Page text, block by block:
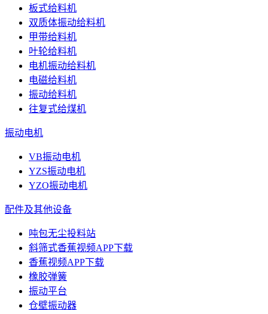
板式给料机
双质体振动给料机
甲带给料机
叶轮给料机
电机振动给料机
电磁给料机
振动给料机
往复式给煤机
振动电机
VB振动电机
YZS振动电机
YZO振动电机
配件及其他设备
吨包无尘投料站
斜筛式香蕉视频APP下载
香蕉视频APP下载
橡胶弹簧
振动平台
仓壁振动器